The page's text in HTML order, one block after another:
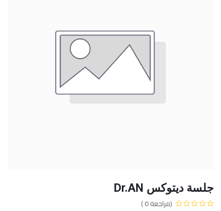
جلسة ديتوكس Dr.AN
(مراجعة 0 )